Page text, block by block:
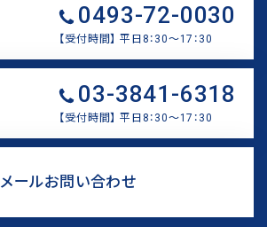
0493-72-0030
【受付時間】 平日8：30〜17：30
03-3841-6318
【受付時間】 平日8：30〜17：30
メールお問い合わせ